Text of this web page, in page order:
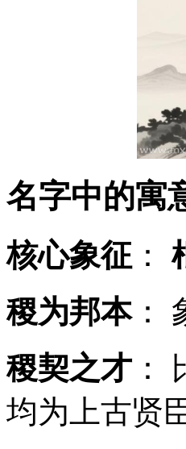
名字中的寓
核心象征 ：
稷为邦本：
稷契之才：
均为上古贤